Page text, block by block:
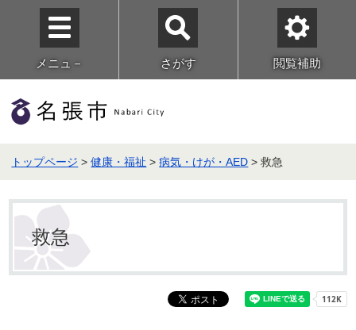
メニュ－ さがす 閲覧補助
トップページ >健康・福祉 >病気・けが・AED > 救急
救急